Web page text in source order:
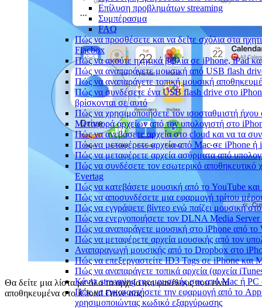
Επίλυση προβλημάτων streaming
Συμπέρασμα
FAQ
Πώς να προσθέσετε και να δείτε σχόλια στα
Flacbox
Πώς να ακούτε ηχητικά βιβλία σε iPhone, iPad
Πώς να αναπαράγετε μουσική από USB flash
Πώς να αναπαράγετε τοπική μουσική
Πώς να συνδέσετε ένα USB flash drive στο iPhone
βρίσκονται σε αυτό
Πώς να χρησιμοποιήσετε τον ισοσταθμιστή
Μεταφορά αρχείων από τον υπολογιστή στο
Πώς να ανεβάσετε αρχεία στο cloud και να τα
Πώς να μεταφέρετε αρχεία από Mac σε iPhone ή
Πώς να μεταφέρετε αρχεία ασύρματα από
Πώς να συνδέσετε τον εσωτερικό
Evertag
Πώς να κατεβάσετε μουσική από το YouTube
Πώς να αποσυνδέσετε μια εφαρμογή τρίτου
Πώς να εγγράψετε βίντεο ενώ παίζει μουσική
Πώς να ενεργοποιήσετε τον DLNA Media
Πώς να αναπαράγετε μουσική στο iPhone από
Πώς να μεταφέρετε αρχεία μουσικής από τον
Αναπαραγωγή μουσικής από το Dropbox στο
Πώς να επεξεργαστείτε ID3 Tags σε iPhone και
Πώς να αναπαράγετε τοπικά αρχεία (αρχεία
Κάντε streaming της μουσικής σας από Mac ή
Πώς να εγκαταστήσετε την εφαρμογή από το
χρησιμοποιώντας κωδικό εξαργύρωσης
Θα δείτε μια λίστα με όλα τα αρχεία και φακέλους που είναι
αποθηκευμένα στο iCloud Drive σας.